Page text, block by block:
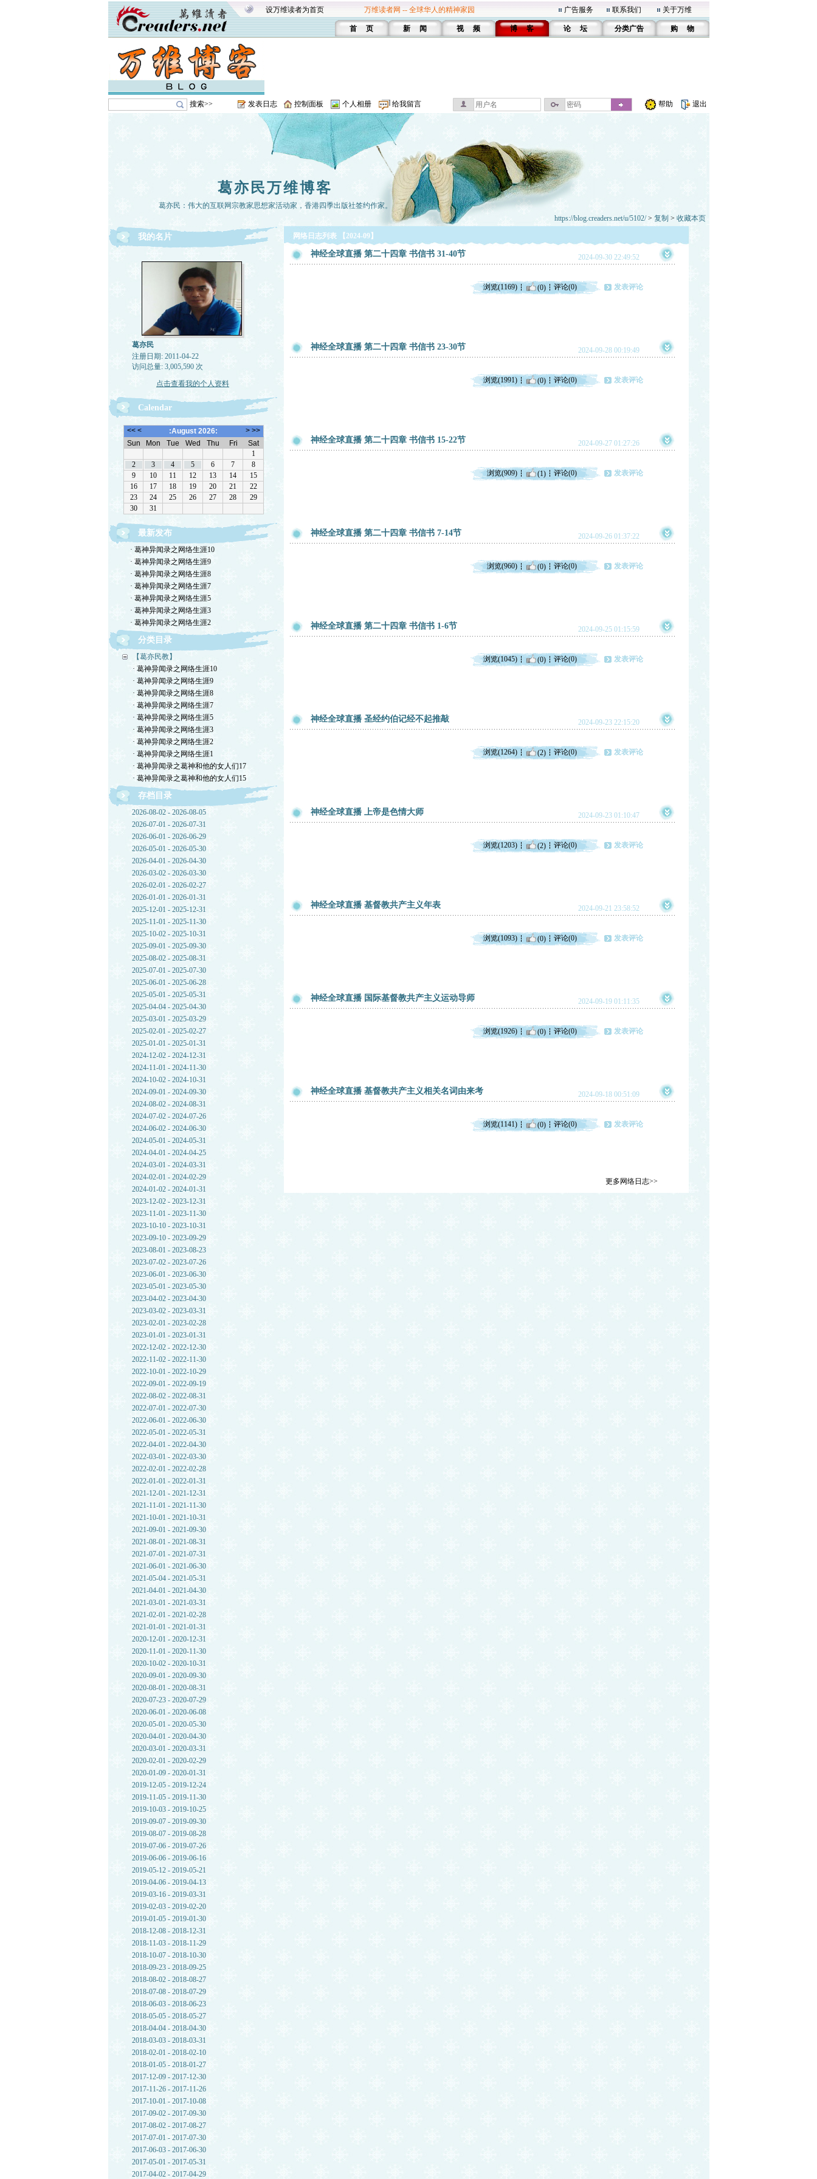
设万维读者为首页 万维读者网 -- 全球华人的精神家园 广告服务 联系我们 关于万维
首 页 新 闻 视 频 博 客 论 坛 分类广告 购 物
搜索>> 发表日志 控制面板 个人相册 给我留言 帮助 退出
葛亦民万维博客
葛亦民：伟大的互联网宗教家思想家活动家，香港四季出版社签约作家。
https://blog.creaders.net/u/5102/> 复制 > 收藏本页
我的名片
葛亦民
注册日期: 2011-04-22
访问总量: 3,005,590 次
点击查看我的个人资料
Calendar
最新发布
· 葛神异闻录之网络生涯10
· 葛神异闻录之网络生涯9
· 葛神异闻录之网络生涯8
· 葛神异闻录之网络生涯7
· 葛神异闻录之网络生涯5
· 葛神异闻录之网络生涯3
· 葛神异闻录之网络生涯2
分类目录
【葛亦民教】
· 葛神异闻录之网络生涯10
· 葛神异闻录之网络生涯9
· 葛神异闻录之网络生涯8
· 葛神异闻录之网络生涯7
· 葛神异闻录之网络生涯5
· 葛神异闻录之网络生涯3
· 葛神异闻录之网络生涯2
· 葛神异闻录之网络生涯1
· 葛神异闻录之葛神和他的女人们17
· 葛神异闻录之葛神和他的女人们15
存档目录
2026-08-02 - 2026-08-05
2026-07-01 - 2026-07-31
2026-06-01 - 2026-06-29
2026-05-01 - 2026-05-30
2026-04-01 - 2026-04-30
2026-03-02 - 2026-03-30
2026-02-01 - 2026-02-27
2026-01-01 - 2026-01-31
2025-12-01 - 2025-12-31
2025-11-01 - 2025-11-30
2025-10-02 - 2025-10-31
2025-09-01 - 2025-09-30
2025-08-02 - 2025-08-31
2025-07-01 - 2025-07-30
2025-06-01 - 2025-06-28
2025-05-01 - 2025-05-31
2025-04-04 - 2025-04-30
2025-03-01 - 2025-03-29
2025-02-01 - 2025-02-27
2025-01-01 - 2025-01-31
2024-12-02 - 2024-12-31
2024-11-01 - 2024-11-30
2024-10-02 - 2024-10-31
2024-09-01 - 2024-09-30
2024-08-02 - 2024-08-31
2024-07-02 - 2024-07-26
2024-06-02 - 2024-06-30
2024-05-01 - 2024-05-31
2024-04-01 - 2024-04-25
2024-03-01 - 2024-03-31
2024-02-01 - 2024-02-29
2024-01-02 - 2024-01-31
2023-12-02 - 2023-12-31
2023-11-01 - 2023-11-30
2023-10-10 - 2023-10-31
2023-09-10 - 2023-09-29
2023-08-01 - 2023-08-23
2023-07-02 - 2023-07-26
2023-06-01 - 2023-06-30
2023-05-01 - 2023-05-30
2023-04-02 - 2023-04-30
2023-03-02 - 2023-03-31
2023-02-01 - 2023-02-28
2023-01-01 - 2023-01-31
2022-12-02 - 2022-12-30
2022-11-02 - 2022-11-30
2022-10-01 - 2022-10-29
2022-09-01 - 2022-09-19
2022-08-02 - 2022-08-31
2022-07-01 - 2022-07-30
2022-06-01 - 2022-06-30
2022-05-01 - 2022-05-31
2022-04-01 - 2022-04-30
2022-03-01 - 2022-03-30
2022-02-01 - 2022-02-28
2022-01-01 - 2022-01-31
2021-12-01 - 2021-12-31
2021-11-01 - 2021-11-30
2021-10-01 - 2021-10-31
2021-09-01 - 2021-09-30
2021-08-01 - 2021-08-31
2021-07-01 - 2021-07-31
2021-06-01 - 2021-06-30
2021-05-04 - 2021-05-31
2021-04-01 - 2021-04-30
2021-03-01 - 2021-03-31
2021-02-01 - 2021-02-28
2021-01-01 - 2021-01-31
2020-12-01 - 2020-12-31
2020-11-01 - 2020-11-30
2020-10-02 - 2020-10-31
2020-09-01 - 2020-09-30
2020-08-01 - 2020-08-31
2020-07-23 - 2020-07-29
2020-06-01 - 2020-06-08
2020-05-01 - 2020-05-30
2020-04-01 - 2020-04-30
2020-03-01 - 2020-03-31
2020-02-01 - 2020-02-29
2020-01-09 - 2020-01-31
2019-12-05 - 2019-12-24
2019-11-05 - 2019-11-30
2019-10-03 - 2019-10-25
2019-09-07 - 2019-09-30
2019-08-07 - 2019-08-28
2019-07-06 - 2019-07-26
2019-06-06 - 2019-06-16
2019-05-12 - 2019-05-21
2019-04-06 - 2019-04-13
2019-03-16 - 2019-03-31
2019-02-03 - 2019-02-20
2019-01-05 - 2019-01-30
2018-12-08 - 2018-12-31
2018-11-03 - 2018-11-29
2018-10-07 - 2018-10-30
2018-09-23 - 2018-09-25
2018-08-02 - 2018-08-27
2018-07-08 - 2018-07-29
2018-06-03 - 2018-06-23
2018-05-05 - 2018-05-27
2018-04-04 - 2018-04-30
2018-03-03 - 2018-03-31
2018-02-01 - 2018-02-10
2018-01-05 - 2018-01-27
2017-12-09 - 2017-12-30
2017-11-26 - 2017-11-26
2017-10-01 - 2017-10-08
2017-09-02 - 2017-09-30
2017-08-02 - 2017-08-27
2017-07-01 - 2017-07-30
2017-06-03 - 2017-06-30
2017-05-01 - 2017-05-31
2017-04-02 - 2017-04-29
网络日志列表 【2024-09】
神经全球直播 第二十四章 书信书 31-40节 2024-09-30 22:49:52
浏览(1169) (0) 评论(0) 发表评论
神经全球直播 第二十四章 书信书 23-30节 2024-09-28 00:19:49
浏览(1991) (0) 评论(0) 发表评论
神经全球直播 第二十四章 书信书 15-22节 2024-09-27 01:27:26
浏览(909) (1) 评论(0) 发表评论
神经全球直播 第二十四章 书信书 7-14节 2024-09-26 01:37:22
浏览(960) (0) 评论(0) 发表评论
神经全球直播 第二十四章 书信书 1-6节 2024-09-25 01:15:59
浏览(1045) (0) 评论(0) 发表评论
神经全球直播 圣经约伯记经不起推敲 2024-09-23 22:15:20
浏览(1264) (2) 评论(0) 发表评论
神经全球直播 上帝是色情大师 2024-09-23 01:10:47
浏览(1203) (2) 评论(0) 发表评论
神经全球直播 基督教共产主义年表 2024-09-21 23:58:52
浏览(1093) (0) 评论(0) 发表评论
神经全球直播 国际基督教共产主义运动导师 2024-09-19 01:11:35
浏览(1926) (0) 评论(0) 发表评论
神经全球直播 基督教共产主义相关名词由来考 2024-09-18 00:51:09
浏览(1141) (0) 评论(0) 发表评论
更多网络日志>>